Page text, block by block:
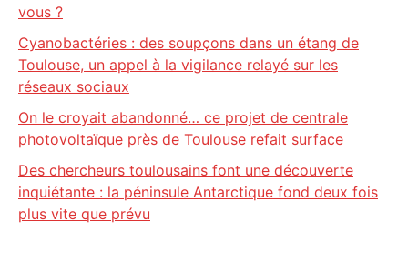
vous ?
Cyanobactéries : des soupçons dans un étang de
Toulouse, un appel à la vigilance relayé sur les
réseaux sociaux
On le croyait abandonné… ce projet de centrale
photovoltaïque près de Toulouse refait surface
Des chercheurs toulousains font une découverte
inquiétante : la péninsule Antarctique fond deux fois
plus vite que prévu